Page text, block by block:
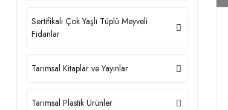
Sertifikalı Çok Yaşlı Tüplü Meyveli
Fidanlar
Tarımsal Kitaplar ve Yayınlar
Tarımsal Plastik Ürünler